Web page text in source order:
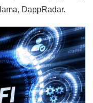
DappRadar.